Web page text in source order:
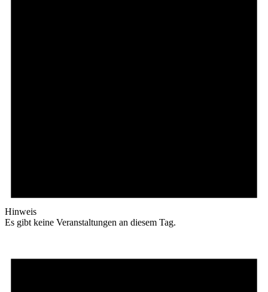
Hinweis
Es gibt keine Veranstaltungen an diesem Tag.